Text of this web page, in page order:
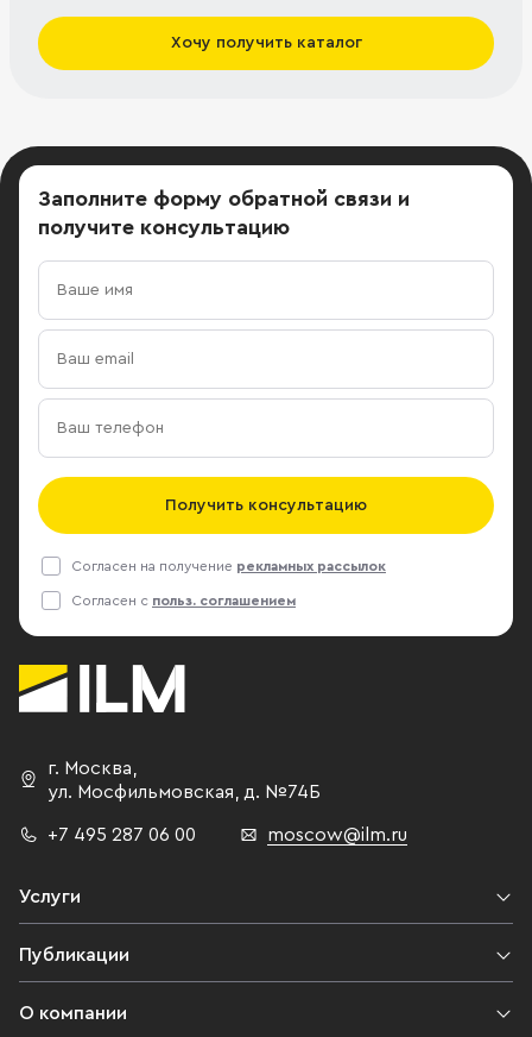
Хочу получить каталог
Заполните форму обратной связи и
получите консультацию
Получить консультацию
Согласен на получение рекламных рассылок
Согласен с польз. соглашением
г. Москва,
ул. Мосфильмовская, д. №74Б
+7 495 287 06 00 moscow@ilm.ru
Услуги
Публикации
О компании